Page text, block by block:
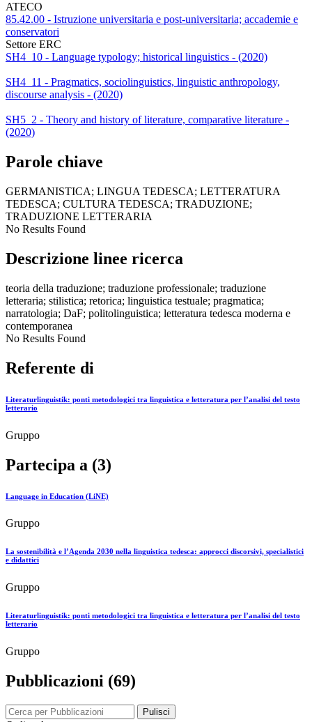
ATECO
85.42.00 - Istruzione universitaria e post-universitaria; accademie e
conservatori
Settore ERC
SH4_10 - Language typology; historical linguistics - (2020)
SH4_11 - Pragmatics, sociolinguistics, linguistic anthropology,
discourse analysis - (2020)
SH5_2 - Theory and history of literature, comparative literature -
(2020)
Parole chiave
GERMANISTICA; LINGUA TEDESCA; LETTERATURA
TEDESCA; CULTURA TEDESCA; TRADUZIONE;
TRADUZIONE LETTERARIA
No Results Found
Descrizione linee ricerca
teoria della traduzione; traduzione professionale; traduzione
letteraria; stilistica; retorica; linguistica testuale; pragmatica;
narratologia; DaF; politolinguistica; letteratura tedesca moderna e
contemporanea
No Results Found
Referente di
Literaturlinguistik: ponti metodologici tra linguistica e letteratura per l’analisi del testo
letterario
Gruppo
Partecipa a (3)
Language in Education (LiNE)
Gruppo
La sostenibilità e l’Agenda 2030 nella linguistica tedesca: approcci discorsivi, specialistici
e didattici
Gruppo
Literaturlinguistik: ponti metodologici tra linguistica e letteratura per l’analisi del testo
letterario
Gruppo
Pubblicazioni (69)
Pulisci